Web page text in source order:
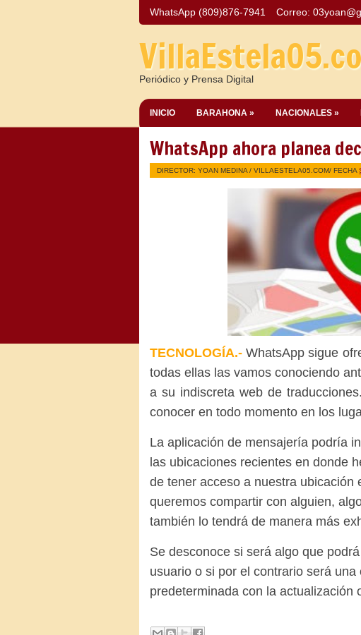
WhatsApp (809)876-7941 Correo:
Periódico y Prensa Digital
INICIO BARAHONA » NACIONALES »
WhatsApp ahora planea
DIRECTOR: YOAN MEDINA / VILLAESTELA05.COM/ FECHA
TECNOLOGÍA.- WhatsApp sigue
todas ellas las vamos conociendo
a su indiscreta web de
conocer en todo momento en los
La aplicación de mensajería podría
las ubicaciones recientes en donde
de tener acceso a nuestra ubicación
queremos compartir con alguien,
también lo tendrá de manera más
Se desconoce si será algo que podrá
usuario o si por el contrario será
predeterminada con la actualización